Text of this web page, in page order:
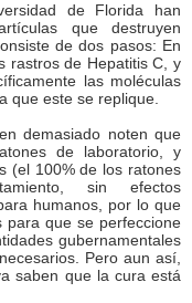
de Florida han
que destruyen
de dos pasos: En
rastros de Hepatitis C, y
las moléculas
que este se replique.
demasiado noten que
de laboratorio, y
(el 100% de los ratones
sin efectos
humanos, por lo que
para que se perfeccione
gubernamentales
Pero aun así,
saben que la cura está